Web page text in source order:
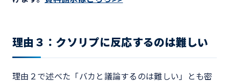
理由３：クソリプに反応するのは難しい
理由２で述べた「バカと議論するのは難しい」とも密